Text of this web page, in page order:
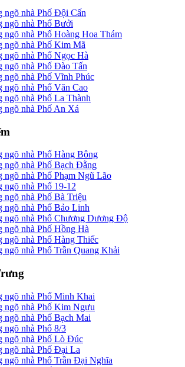
ngõ nhà Phố Đội Cấn
ngõ nhà Phố Bưởi
ngõ nhà Phố Hoàng Hoa Thám
ngõ nhà Phố Kim Mã
ngõ nhà Phố Ngọc Hà
ngõ nhà Phố Đào Tấn
ngõ nhà Phố Vĩnh Phúc
ngõ nhà Phố Văn Cao
ngõ nhà Phố La Thành
ngõ nhà Phố An Xá
ngõ nhà Phố Hàng Bông
ngõ nhà Phố Bạch Đằng
ngõ nhà Phố Phạm Ngũ Lão
ngõ nhà Phố 19-12
ngõ nhà Phố Bà Triệu
ngõ nhà Phố Bảo Linh
ngõ nhà Phố Chương Dương Độ
ngõ nhà Phố Hồng Hà
ngõ nhà Phố Hàng Thiếc
ngõ nhà Phố Trần Quang Khải
ngõ nhà Phố Minh Khai
ngõ nhà Phố Kim Ngưu
ngõ nhà Phố Bạch Mai
ngõ nhà Phố 8/3
ngõ nhà Phố Lò Đúc
ngõ nhà Phố Đại La
ngõ nhà Phố Trần Đại Nghĩa